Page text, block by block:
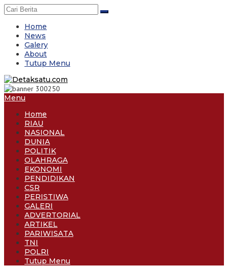
Skip
to
contentHome
News
Galery
About
Tutup Menu
Menu
Home
RIAU
NASIONAL
DUNIA
POLITIK
OLAHRAGA
EKONOMI
PENDIDIKAN
CSR
PERISTIWA
GALERI
ADVERTORIAL
ARTIKEL
PARIWISATA
TNI
POLRI
Tutup Menu